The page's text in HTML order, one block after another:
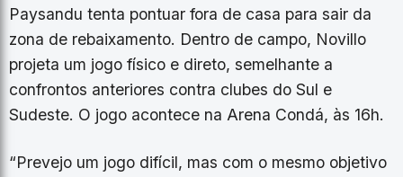
Paysandu tenta pontuar fora de casa para sair da
zona de rebaixamento. Dentro de campo, Novillo
projeta um jogo físico e direto, semelhante a
confrontos anteriores contra clubes do Sul e
Sudeste. O jogo acontece na Arena Condá, às 16h.
“Prevejo um jogo difícil, mas com o mesmo objetivo